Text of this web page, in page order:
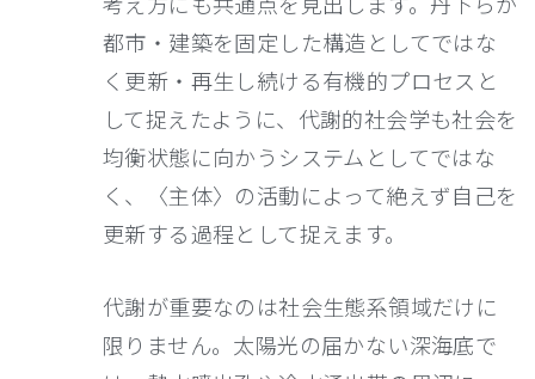
考え方にも共通点を見出します。丹下らが
都市・建築を固定した構造としてではな
く更新・再生し続ける有機的プロセスと
して捉えたように、代謝的社会学も社会を
均衡状態に向かうシステムとしてではな
く、〈主体〉の活動によって絶えず自己を
更新する過程として捉えます。
代謝が重要なのは社会生態系領域だけに
限りません。太陽光の届かない深海底で